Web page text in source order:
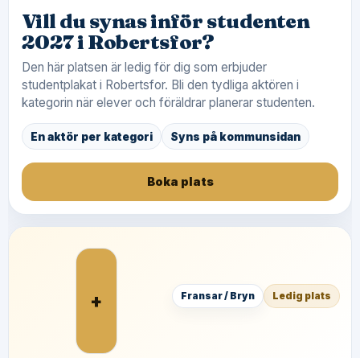
Vill du synas inför studenten
2027 i Robertsfor?
Den här platsen är ledig för dig som erbjuder
studentplakat i Robertsfor. Bli den tydliga aktören i
kategorin när elever och föräldrar planerar studenten.
En aktör per kategori Syns på kommunsidan
Boka plats
+ Fransar / Bryn Ledig plats